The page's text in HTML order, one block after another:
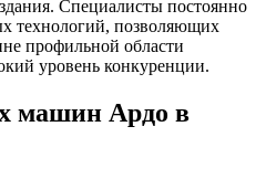
Специалисты постоянно
технологий, позволяющих
профильной области
уровень конкуренции.
машин Ардо в